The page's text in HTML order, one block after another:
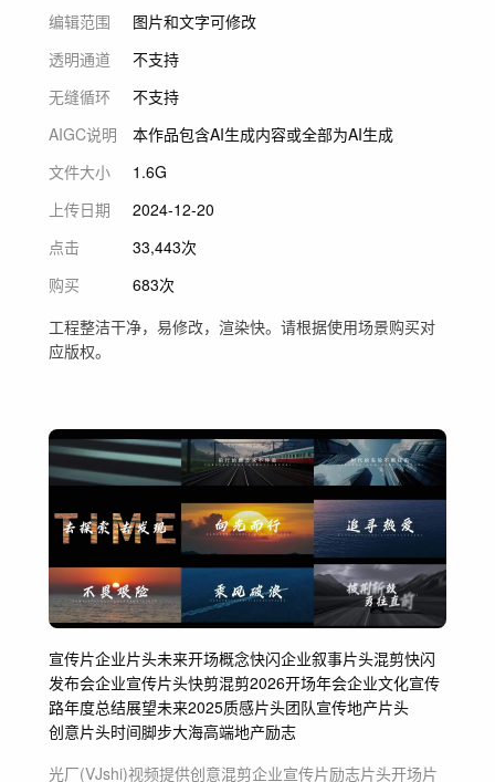
编辑范围
图片和文字可修改
透明通道
不支持
无缝循环
不支持
AIGC说明
本作品包含AI生成内容或全部为AI生成
文件大小
1.6G
上传日期
2024-12-20
点击
33,443次
购买
683次
工程整洁干净，易修改，渲染快。请根据使用场景购买对
应版权。
宣传片企业片头未来开场概念快闪企业叙事片头混剪快闪
发布会企业宣传片头快剪混剪2026开场年会企业文化宣传
路年度总结展望未来2025质感片头团队宣传地产片头
创意片头时间脚步大海高端地产励志
光厂(VJshi)视频提供创意混剪企业宣传片励志片头开场片